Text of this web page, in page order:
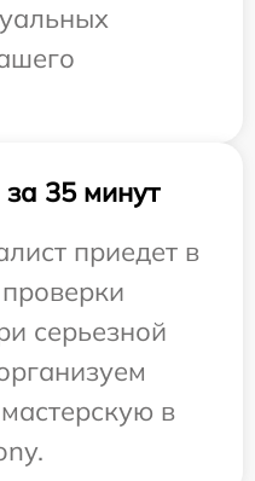
35 минут
приедет в
серьезной
в